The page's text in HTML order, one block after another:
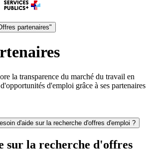
partenaires"
la transparence du marché du travail en
d'emploi grâce à ses partenaires
d'aide sur la recherche d'offres d'emploi ?
sur la recherche d'offres